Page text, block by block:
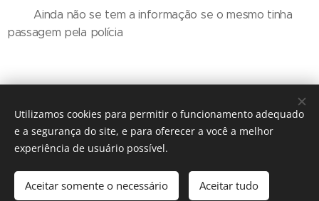
Ainda não se tem a informação se o mesmo tinha
passagem pela polícia
© 2016 The Crosshairs / Nenhuma guitarra foi quebrada na
construção deste site.
Desenvolvido porWebnode Cookies
Utilizamos cookies para permitir o funcionamento adequado
e a segurança do site, e para oferecer a você a melhor
experiência de usuário possível.
Aceitar somente o necessário Aceitar tudo